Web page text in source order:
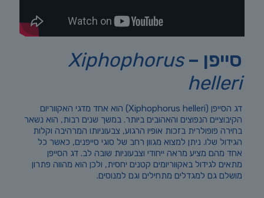
סייפן –Xiphophorus
helleri
דג הסייפן (Xiphophorus helleri) הוא אחד מדגי האקווריום
הקיבוציים הנפוצים והאהובים ביותר. במשך שנים רבות, הוא נשאר
בחירה פופולרית בזכות אופיו הרגוע, צבעוניותו המרהיבה וקלות
הגידול שלו. ניתן למצוא מגוון רחב של סוגי סייפנים, כאשר כל
אחד מהם מציע מראה ייחודי וצבעוניות שובה לב. דג הסייפן
מתאים לגידול באקווריומים קטנים יחסית, ולכן הוא מהווה פתרון
מושלם גם למגדלים מתחילים וגם למנוסים.